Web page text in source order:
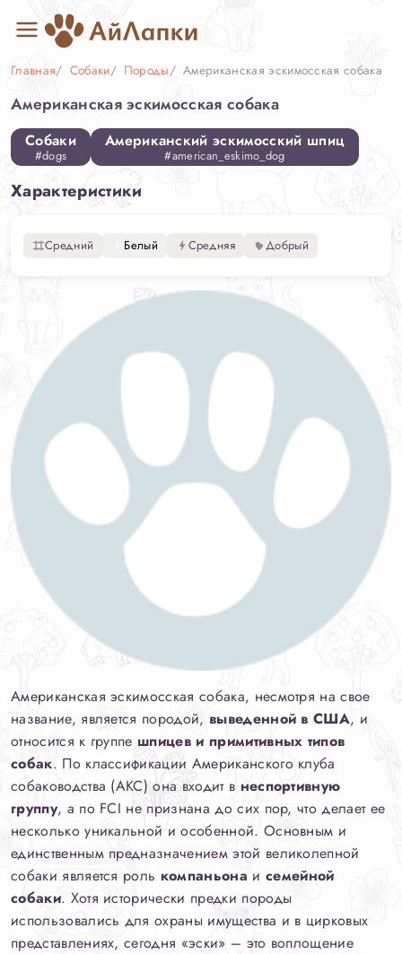
Главная Собаки Породы Американская эскимосская собака
Американская эскимосская собака
Собаки
#dogs
Американский эскимосский шпиц
#american_eskimo_dog
Характеристики
Средний Белый Средняя Добрый
Американская эскимосская собака, несмотря на свое
название, является породой, выведенной в США, и
относится к группе шпицев и примитивных типов
собак. По классификации Американского клуба
собаководства (AKC) она входит в неспортивную
группу, а по FCI не признана до сих пор, что делает ее
несколько уникальной и особенной. Основным и
единственным предназначением этой великолепной
собаки является роль компаньона и семейной
собаки. Хотя исторически предки породы
использовались для охраны имущества и в цирковых
представлениях, сегодня «эски» – это воплощение